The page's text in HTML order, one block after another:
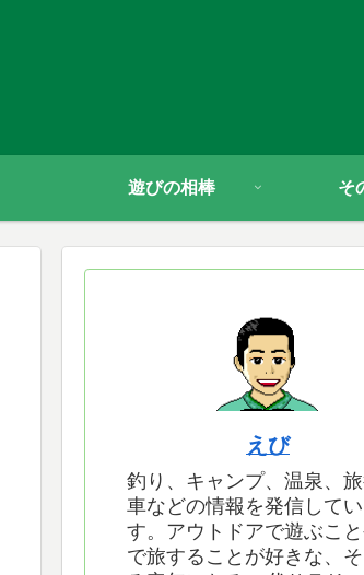
遊びの相棒 そ
えび
釣り、キャンプ、温泉、旅
車などの情報を発信してい
す。アウトドアで遊ぶこ
で旅することが好きな、